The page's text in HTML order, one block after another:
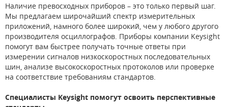
Наличие превосходных приборов – это только первый шаг.
Мы предлагаем широчайший спектр измерительных
приложений, намного более широкий, чем у любого другого
производителя осциллографов. Приборы компании Keysight
помогут вам быстрее получать точные ответы при
измерении сигналов низкоскоростных последовательных
шин, анализе высокоскоростных протоколов или проверке
на соответствие требованиям стандартов.
Специалисты Keysight помогут освоить перспективные